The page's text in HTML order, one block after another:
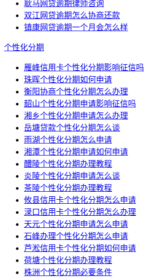
耿马网贷逾期律师咨询
双江网贷逾期怎么协商还款
镇康网贷逾期一个月会怎么样
个性化分期
雁峰信用卡个性化分期影响征信吗
珠晖个性化分期如何申请
衡阳协商个性化分期怎么办理
韶山个性化分期申请影响征信吗
湘乡个性化分期申请怎么办理
岳塘贷款个性化分期怎么谈
雨湖个性化分期怎么申请
湘潭个性化分期申请如何申请
醴陵个性化分期办理教程
炎陵个性化分期申请怎么谈
茶陵个性化分期办理教程
攸县信用卡个性化分期怎么申请
渌口信用卡个性化分期怎么办理
天元个性化分期申请怎么申请
石峰办理个性化分期怎么申请
芦淞信用卡个性化分期如何申请
荷塘个性化分期办理教程
株洲个性化分期必要条件